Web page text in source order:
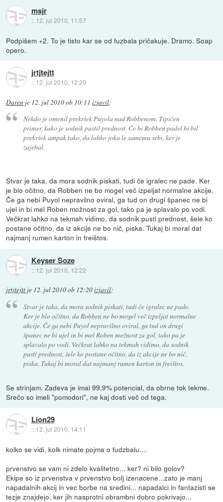
msjr
:: 12. jul 2010, 11:57
Podpišem +2. To je tisto kar se od fuzbala pričakuje. Dramo. Soap
opero.
jrtjtejtt
:: 12. jul 2010, 12:20
Daren je 12. jul 2010 ob 10:11 izjavil:
Nekdo je omenil prekršek Puyola nad Robbenom. Tipičen
primer, kako je sodnik pustil prednost. Če bi Robben padel bi bil
prekršek ampak tako, da lahko joka le samemu sebi, ker je
zajebal.
Stvar je taka, da mora sodnik piskati, tudi če igralec ne pade. Ker
je blo očitno, da Robben ne bo mogel več izpeljat normalne akcije.
Če ga nebi Puyol nepravilno oviral, ga tud on drugi španec ne bi
ujel in bi mel Roben možnost za gol, tako pa je splavalo po vodi.
Večkrat lahko na tekmah vidimo, da sodnik pusti prednost, šele ko
postane očitno, da iz akcije ne bo nič, piska. Tukaj bi moral dat
najmanj rumen karton in freištos.
Keyser Soze
:: 12. jul 2010, 12:22
jrtjtejtt je 12. jul 2010 ob 12:20izjavil:
Stvar je taka, da mora sodnik piskati, tudi če igralec ne pade.
Ker je blo očitno, da Robben ne bo mogel več izpeljat normalne
akcije. Če ga nebi Puyol nepravilno oviral, ga tud on drugi
španec ne bi ujel in bi mel Roben možnost za gol, tako pa je
splavalo po vodi. Večkrat lahko na tekmah vidimo, da sodnik
pusti prednost, šele ko postane očitno, da iz akcije ne bo nič,
piska. Tukaj bi moral dat najmanj rumen karton in freištos.
Se strinjam. Zadeva je imal 99,9% potencial, da obrne tok tekme.
Srečo so imeli "pomodori", ne kaj dosti več od tega.
Lion29
:: 12. jul 2010, 14:11
kolko se vidi, kolk nimate pojma o fudzbalu....
prvenstvo se vam ni zdelo kvalitetno... ker? ni bilo golov?
Ekipe so iz prvenstva v prvenstvo bolj izenacene...zato je manj
napadalnih akcij in vec borbe na sredini... napadalci in fantazisti se
tezje znajdejo, ker jih nasprotni obrambni dobro pokrivajo...